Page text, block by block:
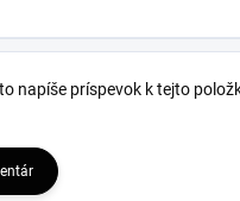
napíše príspevok k tejto